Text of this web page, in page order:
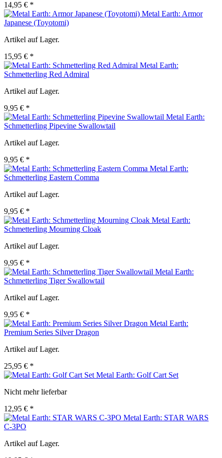
14,95 € *
Metal Earth: Armor
Japanese (Toyotomi)
Artikel auf Lager.
15,95 € *
Metal Earth:
Schmetterling Red Admiral
Artikel auf Lager.
9,95 € *
Metal Earth:
Schmetterling Pipevine Swallowtail
Artikel auf Lager.
9,95 € *
Metal Earth:
Schmetterling Eastern Comma
Artikel auf Lager.
9,95 € *
Metal Earth:
Schmetterling Mourning Cloak
Artikel auf Lager.
9,95 € *
Metal Earth:
Schmetterling Tiger Swallowtail
Artikel auf Lager.
9,95 € *
Metal Earth:
Premium Series Silver Dragon
Artikel auf Lager.
25,95 € *
Metal Earth: Golf Cart Set
Nicht mehr lieferbar
12,95 € *
Metal Earth: STAR WARS
C-3PO
Artikel auf Lager.